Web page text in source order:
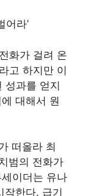
어라’
화가 걸려 온
고 하지만 이
성과를 얻지
대해서 원
떠올라 최
범의 전화가
이더는 유나
작한다. 급기